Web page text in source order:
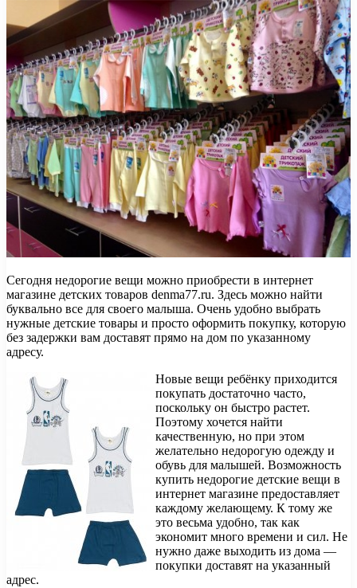
Сегодня недорогие вещи можно приобрести в интернет
магазине детских товаров denma77.ru. Здесь можно найти
буквально все для своего малыша. Очень удобно выбрать
нужные детские товары и просто оформить покупку, которую
без задержки вам доставят прямо на дом по указанному
адресу.
Новые вещи ребёнку приходится
покупать достаточно часто,
поскольку он быстро растет.
Поэтому хочется найти
качественную, но при этом
желательно недорогую одежду и
обувь для малышей. Возможность
купить недорогие детские вещи в
интернет магазине предоставляет
каждому желающему. К тому же
это весьма удобно, так как
экономит много времени и сил. Не
нужно даже выходить из дома —
покупки доставят на указанный
адрес.